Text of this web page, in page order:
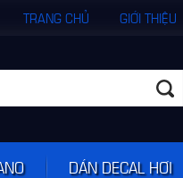
TRANG CHỦ GIỚI THIỆU
DÁN DECAL HƠI